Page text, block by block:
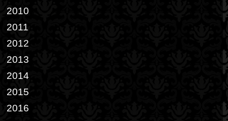
2010
2011
2012
2013
2014
2015
2016